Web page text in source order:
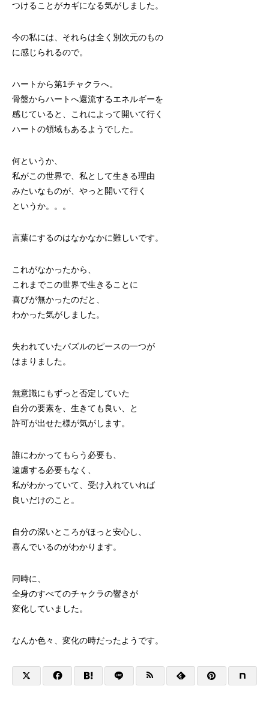
つけることがカギになる気がしました。
今の私には、それらは全く別次元のもの
に感じられるので。
ハートから第1チャクラへ。
骨盤からハートへ還流するエネルギーを
感じていると、これによって開いて行く
ハートの領域もあるようでした。
何というか、
私がこの世界で、私として生きる理由
みたいなものが、やっと開いて行く
というか。。。
言葉にするのはなかなかに難しいです。
これがなかったから、
これまでこの世界で生きることに
喜びが無かったのだと、
わかった気がしました。
失われていたパズルのピースの一つが
はまりました。
無意識にもずっと否定していた
自分の要素を、生きても良い、と
許可が出せた様が気がします。
誰にわかってもらう必要も、
遠慮する必要もなく、
私がわかっていて、受け入れていれば
良いだけのこと。
自分の深いところがほっと安心し、
喜んでいるのがわかります。
同時に、
全身のすべてのチャクラの響きが
変化していました。
なんか色々、変化の時だったようです。